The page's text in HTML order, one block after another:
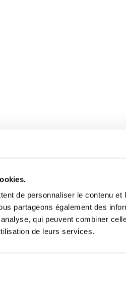
de personnaliser le contenu
partageons également des
qui peuvent combiner
de leurs services.